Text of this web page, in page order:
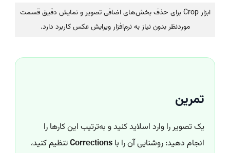
ابزار Crop برای حذف بخش‌های اضافی تصویر و نمایش دقیق قسمت
موردنظر بدون نیاز به نرم‌افزار ویرایش عکس کاربرد دارد.
تمرین
یک تصویر را وارد اسلاید کنید و به‌ترتیب این کارها را
انجام دهید: روشنایی آن را با Correctionsتنظیم کنید،